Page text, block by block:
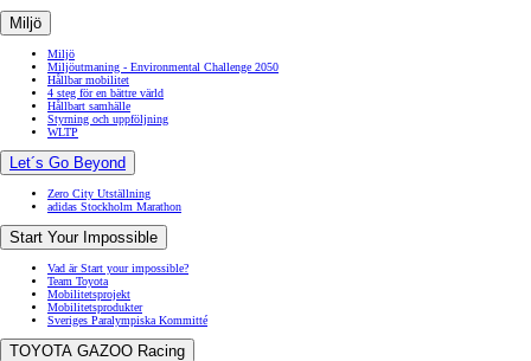
Miljö
Miljö
Miljöutmaning - Environmental Challenge 2050
Hållbar mobilitet
4 steg för en bättre värld
Hållbart samhälle
Styrning och uppföljning
WLTP
Let´s Go Beyond
Zero City Utställning
adidas Stockholm Marathon
Start Your Impossible
Vad är Start your impossible?
Team Toyota
Mobilitetsprojekt
Mobilitetsprodukter
Sveriges Paralympiska Kommitté
TOYOTA GAZOO Racing